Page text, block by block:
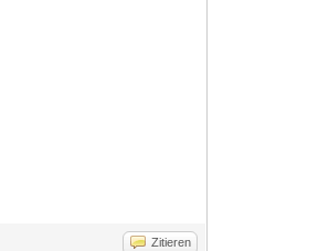
Zitieren